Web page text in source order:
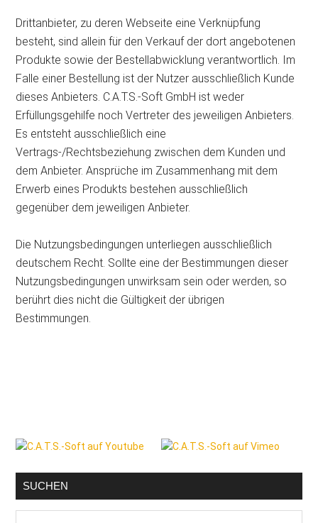
Drittanbieter, zu deren Webseite eine Verknüpfung
besteht, sind allein für den Verkauf der dort angebotenen
Produkte sowie der Bestellabwicklung verantwortlich. Im
Falle einer Bestellung ist der Nutzer ausschließlich Kunde
dieses Anbieters. C.A.T.S.-Soft GmbH ist weder
Erfüllungsgehilfe noch Vertreter des jeweiligen Anbieters.
Es entsteht ausschließlich eine
Vertrags-/Rechtsbeziehung zwischen dem Kunden und
dem Anbieter. Ansprüche im Zusammenhang mit dem
Erwerb eines Produkts bestehen ausschließlich
gegenüber dem jeweiligen Anbieter.
Die Nutzungsbedingungen unterliegen ausschließlich
deutschem Recht. Sollte eine der Bestimmungen dieser
Nutzungsbedingungen unwirksam sein oder werden, so
berührt dies nicht die Gültigkeit der übrigen
Bestimmungen.
Seitenspalte
SUCHEN